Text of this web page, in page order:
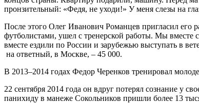
пронзительный: «Федя, не уходи!» У меня слезы на
После этого Олег Иванович Романцев пригласил его
футболистами, ушел с тренерской работы. Мы
вместе ездили по России и зарубежью выступать в
на ответный, в Москве, – 45 000.
В 2013–2014 годах Федор Черенков тренировал
22 сентября 2014 года он вдруг потерял сознание у
панихиду в манеже Сокольников пришли более 13